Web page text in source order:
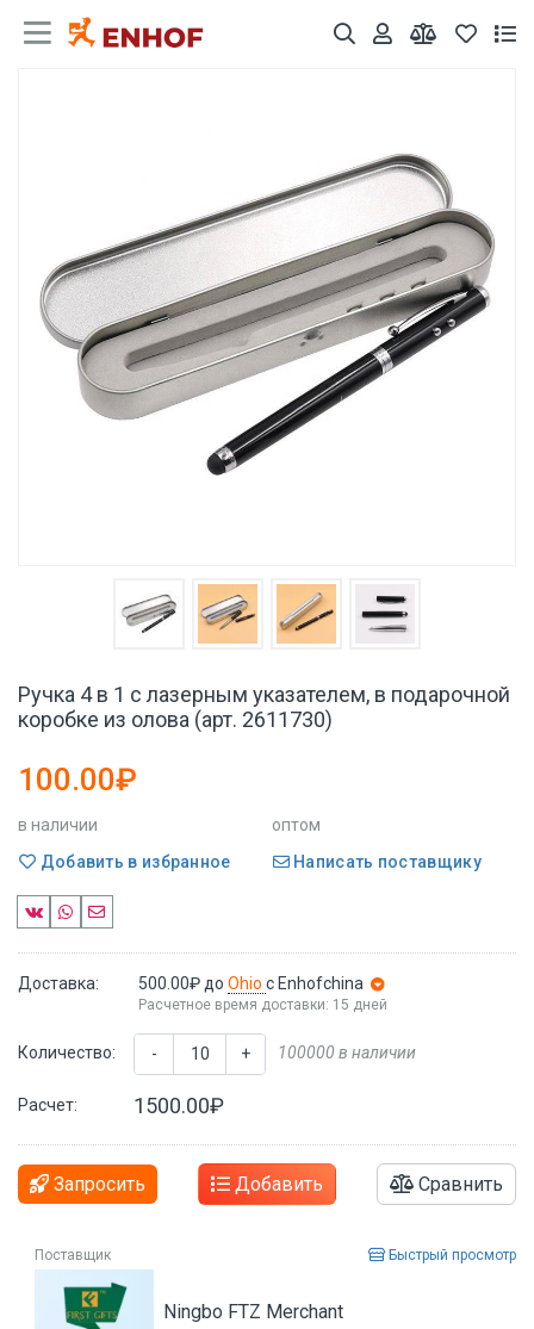
Ручка 4 в 1 с лазерным указателем, в подарочной
коробке из олова (арт. 2611730)
100.00₽
в наличии
оптом
Добавить в избранное
Написать поставщику
Доставка: 500.00₽ до Ohio с Enhofchina
Расчетное время доставки: 15 дней
Количество: - + 100000 в наличии
Расчет: 1500.00₽
Запросить Добавить Сравнить
Поставщик Быстрый просмотр
Ningbo FTZ Merchant